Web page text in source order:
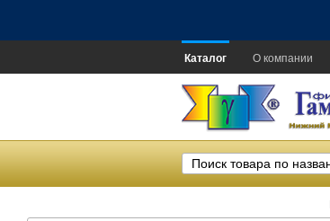
Каталог О компании